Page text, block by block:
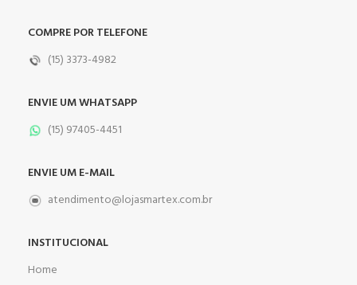
COMPRE POR TELEFONE
(15) 3373-4982
ENVIE UM WHATSAPP
(15) 97405-4451
ENVIE UM E-MAIL
atendimento@lojasmartex.com.br
INSTITUCIONAL
Home